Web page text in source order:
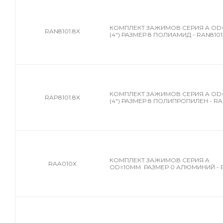
RAN8101.8X
КОМПЛЕКТ ЗАЖИМОВ СЕРИЯ A
(4") РАЗМЕР 8 ПОЛИАМИД -
RAP8101.8X
КОМПЛЕКТ ЗАЖИМОВ СЕРИЯ A
(4") РАЗМЕР 8 ПОЛИПРОПИЛЕН -
RAA010X
КОМПЛЕКТ ЗАЖИМОВ СЕРИЯ A
OD=10MM РАЗМЕР 0 АЛЮМИНИЙ -